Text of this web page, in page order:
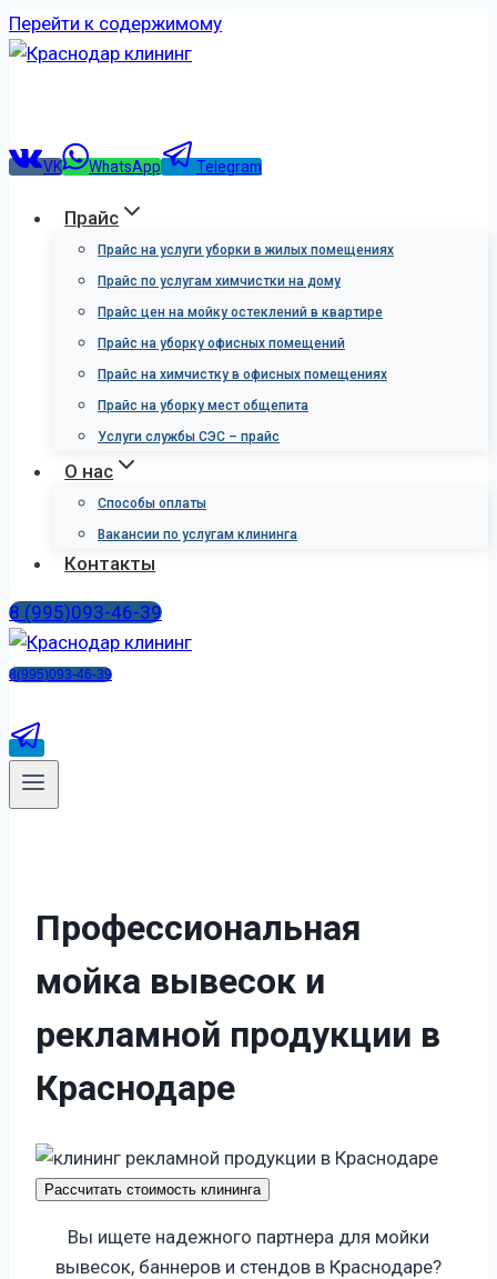
Перейти к содержимому
VK WhatsApp Telegram
Прайс
Прайс на услуги уборки в жилых помещениях
Прайс по услугам химчистки на дому
Прайс цен на мойку остеклений в квартире
Прайс на уборку офисных помещений
Прайс на химчистку в офисных помещениях
Прайс на уборку мест общепита
Услуги службы СЭС – прайс
О нас
Способы оплаты
Вакансии по услугам клининга
Контакты
8 (995)093-46-39
8(995)093-46-39
Профессиональная
мойка вывесок и
рекламной продукции в
Краснодаре
Рассчитать стоимость клининга
Вы ищете надежного партнера для мойки
вывесок, баннеров и стендов в Краснодаре?